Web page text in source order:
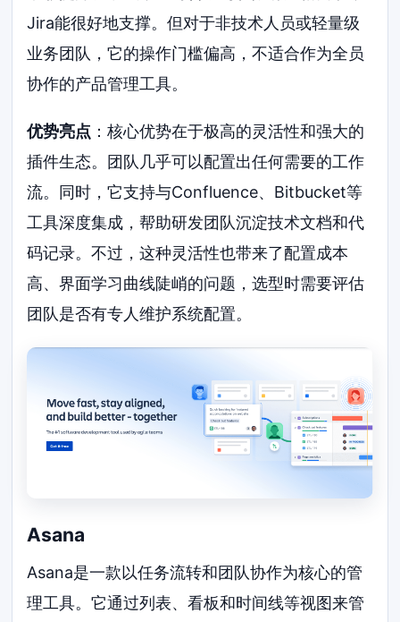
Jira能很好地支撑。但对于非技术人员或轻量级
业务团队，它的操作门槛偏高，不适合作为全员
协作的产品管理工具。
优势亮点 ：核心优势在于极高的灵活性和强大的
插件生态。团队几乎可以配置出任何需要的工作
流。同时，它支持与Confluence、Bitbucket等
工具深度集成，帮助研发团队沉淀技术文档和代
码记录。不过，这种灵活性也带来了配置成本
高、界面学习曲线陡峭的问题，选型时需要评估
团队是否有专人维护系统配置。
Asana
Asana是一款以任务流转和团队协作为核心的管
理工具。它通过列表、看板和时间线等视图来管